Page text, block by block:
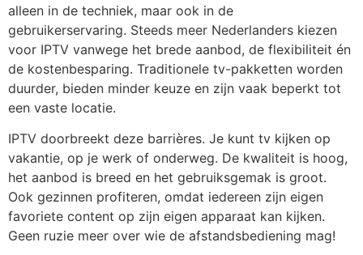
alleen in de techniek, maar ook in de
gebruikerservaring. Steeds meer Nederlanders kiezen
voor IPTV vanwege het brede aanbod, de flexibiliteit én
de kostenbesparing. Traditionele tv-pakketten worden
duurder, bieden minder keuze en zijn vaak beperkt tot
een vaste locatie.
IPTV doorbreekt deze barrières. Je kunt tv kijken op
vakantie, op je werk of onderweg. De kwaliteit is hoog,
het aanbod is breed en het gebruiksgemak is groot.
Ook gezinnen profiteren, omdat iedereen zijn eigen
favoriete content op zijn eigen apparaat kan kijken.
Geen ruzie meer over wie de afstandsbediening mag!